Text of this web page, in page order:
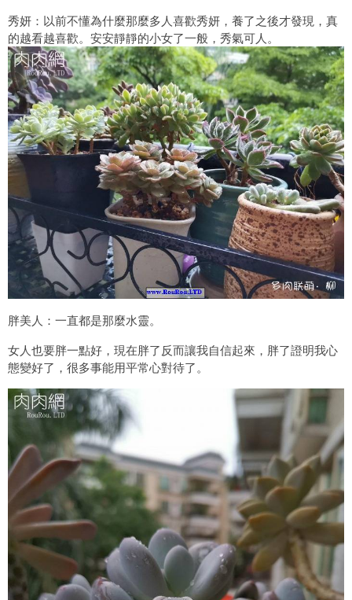
秀妍：以前不懂為什麼那麼多人喜歡秀妍，養了之後才發現，真
的越看越喜歡。安安靜靜的小女了一般，秀氣可人。
胖美人：一直都是那麼水靈。
女人也要胖一點好，現在胖了反而讓我自信起來，胖了證明我心
態變好了，很多事能用平常心對待了。